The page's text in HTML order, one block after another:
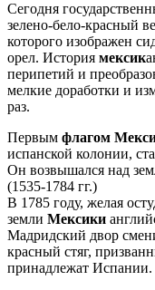
Сегодня
зелено-бело-красный
которого изображен
орел. История мексик
перипетий и
мелкие доработки и
раз.
Первым флагом
испанской колонии,
Он возвышался над
(1535-1784 гг.)
В 1785 году, желая
земли Мексики
Мадридский двор
красный стяг,
принадлежат Испании.